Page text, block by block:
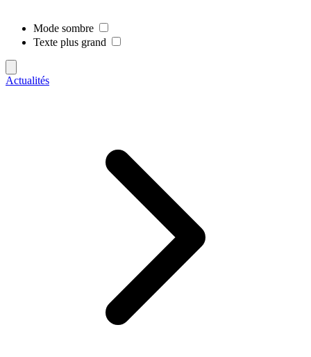
Mode sombre
Texte plus grand
Actualités